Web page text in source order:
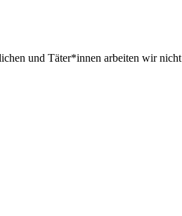
und Täter*innen arbeiten wir nicht